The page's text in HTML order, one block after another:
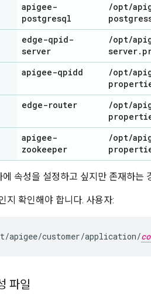
apigee-
postgresql
/opt/
edge-qpid-
server
/opt/
server.
apigee-qpidd /opt/
edge-router /opt/
apigee-
zookeeper
/opt/
속성을 설정하고 싶지만 존재하는
지 확인해야 합니다. 사용자:
apigee/customer/application/
파일